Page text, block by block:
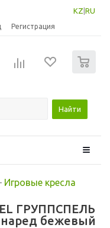
KZ RU
Регистрация
Найти
- Игровые кресла
ГРУППСПЕЛЬ
бежевый